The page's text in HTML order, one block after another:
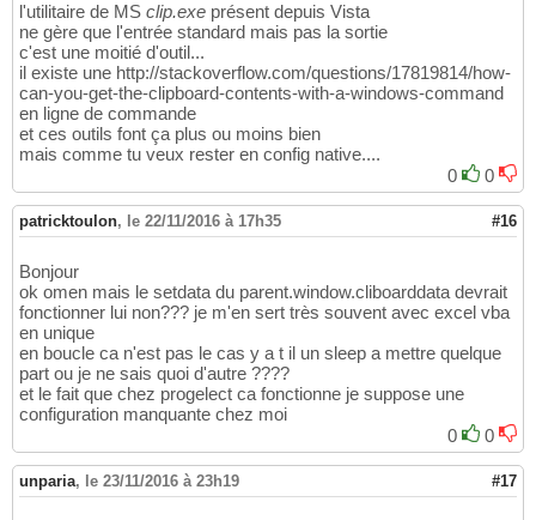
l'utilitaire de MS clip.exe présent depuis Vista
ne gère que l'entrée standard mais pas la sortie
c'est une moitié d'outil...
il existe une http://stackoverflow.com/questions/17819814/how-
can-you-get-the-clipboard-contents-with-a-windows-command
en ligne de commande
et ces outils font ça plus ou moins bien
mais comme tu veux rester en config native....
0
0
patricktoulon, le 22/11/2016 à 17h35 #16
Bonjour
ok omen mais le setdata du parent.window.cliboarddata devrait
fonctionner lui non??? je m'en sert très souvent avec excel vba
en unique
en boucle ca n'est pas le cas y a t il un sleep a mettre quelque
part ou je ne sais quoi d'autre ????
et le fait que chez progelect ca fonctionne je suppose une
configuration manquante chez moi
0
0
unparia, le 23/11/2016 à 23h19 #17